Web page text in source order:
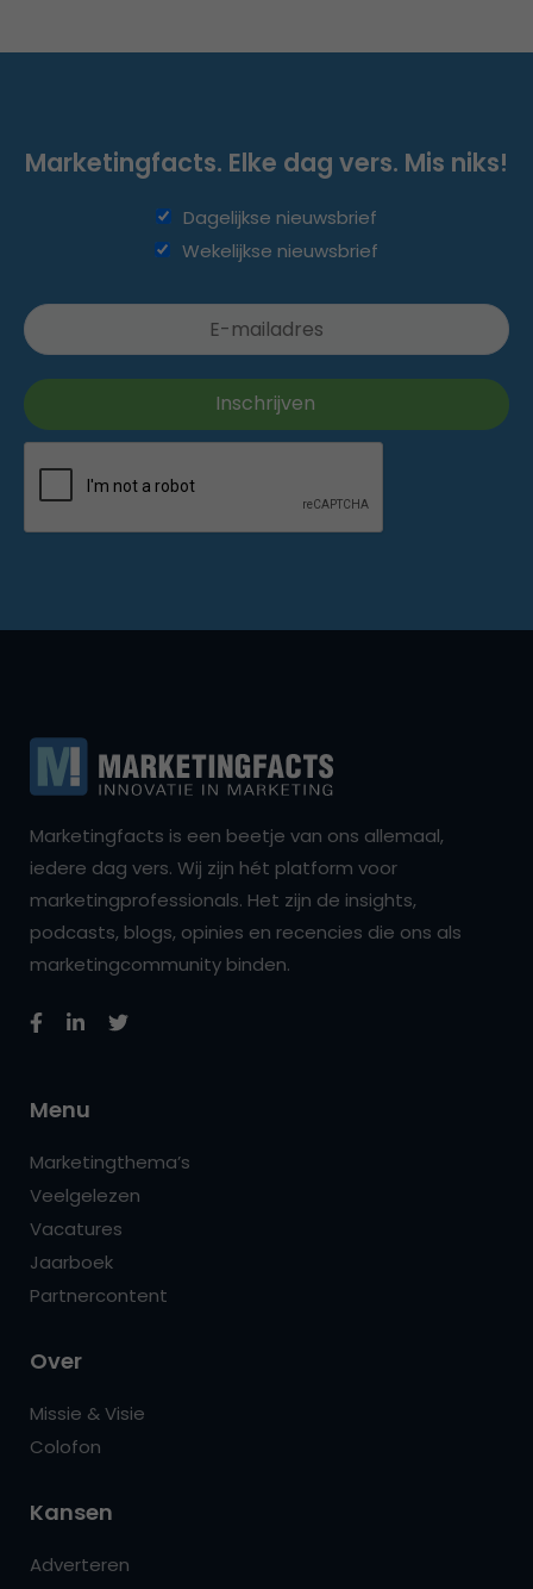
Marketingfacts. Elke dag vers. Mis niks!
Dagelijkse nieuwsbrief
Wekelijkse nieuwsbrief
Marketingfacts is een beetje van ons allemaal,
iedere dag vers. Wij zijn hét platform voor
marketingprofessionals. Het zijn de insights,
podcasts, blogs, opinies en recencies die ons als
marketingcommunity binden.
Menu
Marketingthema’s
Veelgelezen
Vacatures
Jaarboek
Partnercontent
Over
Missie & Visie
Colofon
Kansen
Adverteren